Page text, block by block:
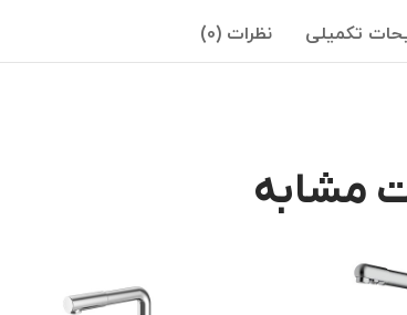
تکمیلی نظرات (0)
مشابه